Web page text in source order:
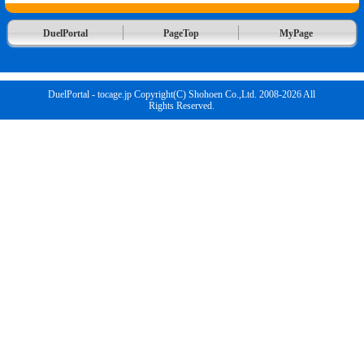
DuelPortal PageTop MyPage
DuelPortal - tocage.jp Copyright(C) Shohoen Co.,Ltd. 2008-2026 All
Rights Reserved.